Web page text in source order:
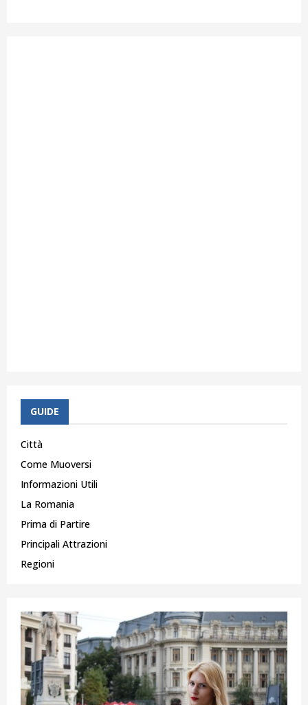
GUIDE
Città
Come Muoversi
Informazioni Utili
La Romania
Prima di Partire
Principali Attrazioni
Regioni